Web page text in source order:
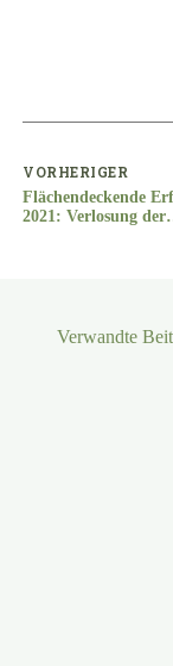
VORHERIGER
Flächendeckende
2021: Verlosung der
Verwandte